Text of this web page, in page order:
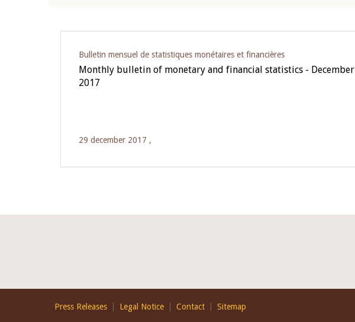
Bulletin mensuel de statistiques monétaires et financières
Monthly bulletin of monetary and financial statistics - December
2017
29 december 2017 ,
Footer
EN
Press Releases Legal Notice Contact Sitemap